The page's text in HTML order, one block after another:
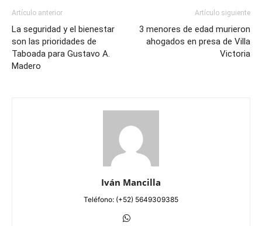
Artículo anterior
La seguridad y el bienestar
son las prioridades de
Taboada para Gustavo A.
Madero
Artículo siguiente
3 menores de edad murieron
ahogados en presa de Villa
Victoria
Iván Mancilla
Teléfono: (+52) 5649309385